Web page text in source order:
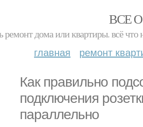
ВСЕ
ремонт дома или квартиры. всё
главная ремонт
Как правильно
подключения
параллельно